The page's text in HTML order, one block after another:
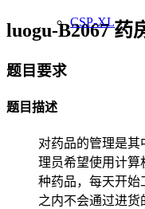
CSP-XL
luogu-B2067 药
题目要求
题目描述
对药品的管理是其
理员希望使用计算
种药品，每天开始
之内不会通过进